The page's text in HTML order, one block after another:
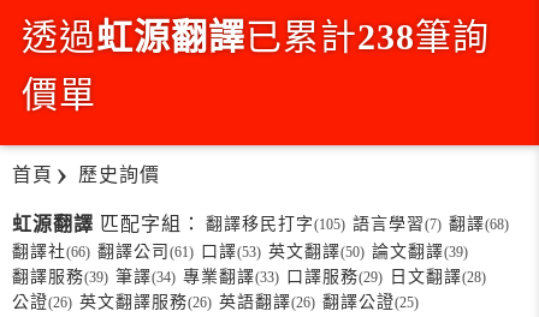
透過虹源翻譯已累計238筆詢
價單
首頁 歷史詢價
虹源翻譯 匹配字組： 翻譯移民打字(105) 語言學習(7) 翻譯(68)
翻譯社(66) 翻譯公司 (61) 口譯(53) 英文翻譯(50) 論文翻譯(39)
翻譯服務(39) 筆譯(34) 專業翻譯(33) 口譯服務(29) 日文翻譯(28)
公證(26) 英文翻譯服務(26) 英語翻譯(26) 翻譯公證(25)